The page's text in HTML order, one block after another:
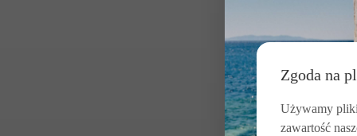
ESSENTIEL
KOSZULA W
BRĄZOWA
Zgoda na
Używamy
zawartość